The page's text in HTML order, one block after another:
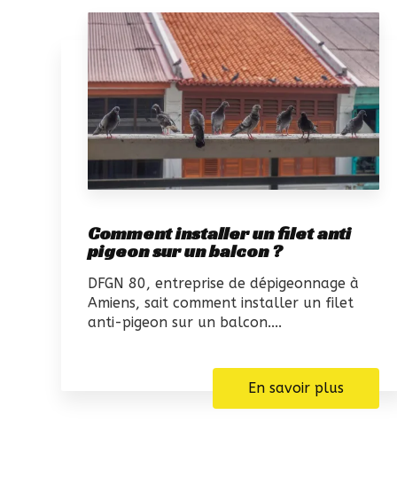
Comment installer un filet anti
pigeon sur un balcon ?
DFGN 80, entreprise de dépigeonnage à
Amiens, sait comment installer un filet
anti-pigeon sur un balcon....
En savoir plus